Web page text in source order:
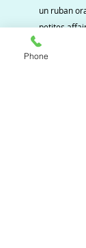
un ruban
petites
Phone